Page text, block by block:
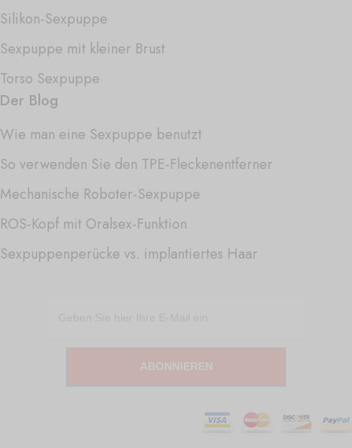
Silikon-Sexpuppe
Sexpuppe mit kleiner Brust
Torso Sexpuppe
Der Blog
Wie man eine Sexpuppe benutzt
So verwenden Sie den TPE-Fleckenentferner
Mechanische Roboter-Sexpuppe
ROS-Kopf mit Oralsex-Funktion
Sexpuppenperücke vs. implantiertes Haar
ABONNIEREN